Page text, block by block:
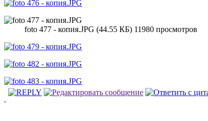
foto 477 - копия.JPG (44.55 КБ) 11980 просмотров